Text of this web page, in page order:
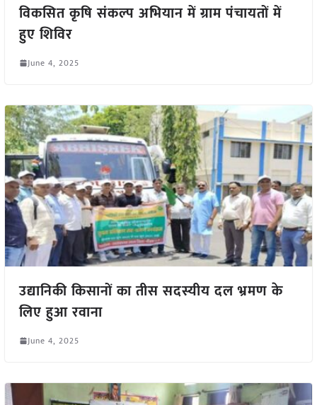
विकसित कृषि संकल्प अभियान में ग्राम पंचायतों में
हुए शिविर
June 4, 2025
उद्यानिकी किसानों का तीस सदस्यीय दल भ्रमण के
लिए हुआ रवाना
June 4, 2025